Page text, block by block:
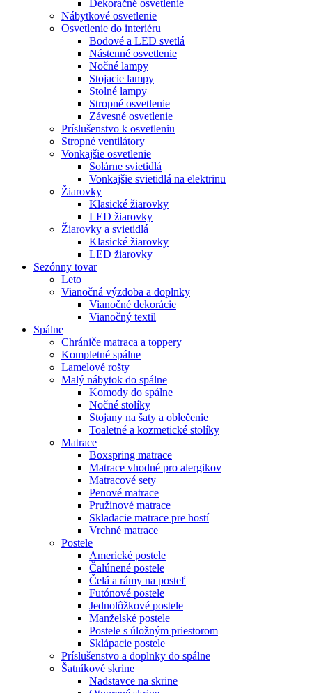
Dekoračné osvetlenie
Nábytkové osvetlenie
Osvetlenie do interiéru
Bodové a LED svetlá
Nástenné osvetlenie
Nočné lampy
Stojacie lampy
Stolné lampy
Stropné osvetlenie
Závesné osvetlenie
Príslušenstvo k osvetleniu
Stropné ventilátory
Vonkajšie osvetlenie
Solárne svietidlá
Vonkajšie svietidlá na elektrinu
Žiarovky
Klasické žiarovky
LED žiarovky
Žiarovky a svietidlá
Klasické žiarovky
LED žiarovky
Sezónny tovar
Leto
Vianočná výzdoba a doplnky
Vianočné dekorácie
Vianočný textil
Spálne
Chrániče matraca a toppery
Kompletné spálne
Lamelové rošty
Malý nábytok do spálne
Komody do spálne
Nočné stolíky
Stojany na šaty a oblečenie
Toaletné a kozmetické stolíky
Matrace
Boxspring matrace
Matrace vhodné pro alergikov
Matracové sety
Penové matrace
Pružinové matrace
Skladacie matrace pre hostí
Vrchné matrace
Postele
Americké postele
Čalúnené postele
Čelá a rámy na posteľ
Futónové postele
Jednolôžkové postele
Manželské postele
Postele s úložným priestorom
Sklápacie postele
Príslušenstvo a doplnky do spálne
Šatníkové skrine
Nadstavce na skrine